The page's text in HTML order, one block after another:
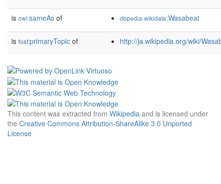
is owl:sameAs of dbpedia-wikidata:Wasabeat
is foaf:primaryTopic of http://ja.wikipedia.org/wiki/
This content was extracted from Wikipedia and is licensed under
the Creative Commons Attribution-ShareAlike 3.0 Unported
License